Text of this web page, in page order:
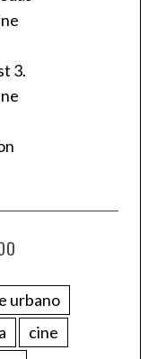
urbano
cine